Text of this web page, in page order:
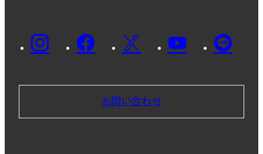
お問い合わせ